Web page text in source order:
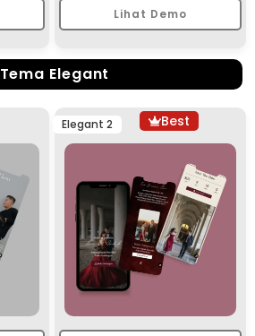
Lihat Demo
Tema Elegant
Elegant 2 Best